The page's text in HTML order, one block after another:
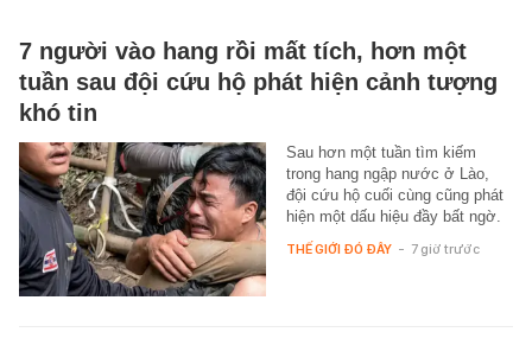
7 người vào hang rồi mất tích, hơn một
tuần sau đội cứu hộ phát hiện cảnh tượng
khó tin
Sau hơn một tuần tìm kiếm
trong hang ngập nước ở Lào,
đội cứu hộ cuối cùng cũng phát
hiện một dấu hiệu đầy bất ngờ.
THẾ GIỚI ĐÓ ĐÂY - 7 giờ trước